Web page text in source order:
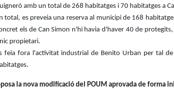
amb un total de 268 habitatges i 70 habitatges a
total, es preveia una reserva al municipi de 168
els de Can Simon n'hi havia d'haver 40 de
propietari.
feia fora l'activitat industrial de Benito Urban per tal
la nova modificació del POUM aprovada de forma